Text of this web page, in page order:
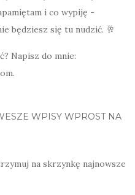
i co wypiję -
będziesz się tu nudzić. 🥂
Napisz do mnie:
WPISY WPROST NA
na skrzynkę najnowsze